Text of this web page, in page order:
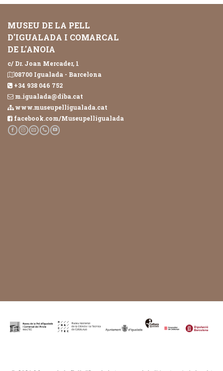
MUSEU DE LA PELL
D'IGUALADA I COMARCAL
DE L'ANOIA
c/ Dr. Joan Mercader, 1
08700 Igualada - Barcelona
+34 938 046 752
m.igualada@diba.cat
www.museupelligualada.cat
facebook.com/Museupelligualada